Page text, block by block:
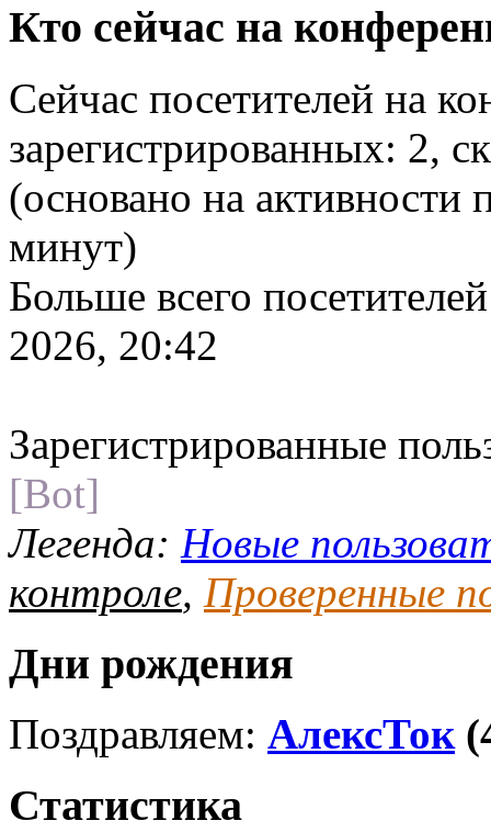
Кто сейчас на
Сейчас посетителей на
зарегистрированных: 2,
(основано на активности
минут)
Больше всего
2026, 20:42
Зарегистрированные
[Bot]
Легенда: Новые
контроле, Проверенные
Дни рождения
Поздравляем: АлексТок
Статистика